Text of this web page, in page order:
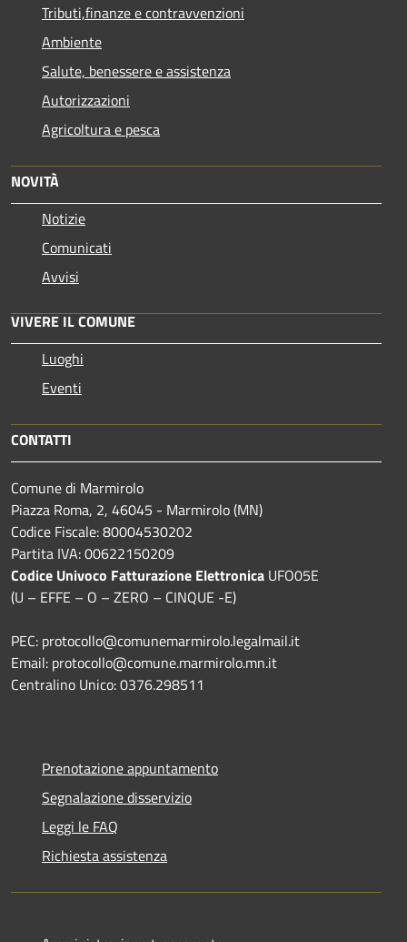
Tributi,finanze e contravvenzioni
Ambiente
Salute, benessere e assistenza
Autorizzazioni
Agricoltura e pesca
NOVITÀ
Notizie
Comunicati
Avvisi
VIVERE IL COMUNE
Luoghi
Eventi
CONTATTI
Comune di Marmirolo
Piazza Roma, 2, 46045 - Marmirolo (MN)
Codice Fiscale: 80004530202
Partita IVA: 00622150209
Codice Univoco Fatturazione Elettronica UFO05E
(U – EFFE – O – ZERO – CINQUE -E)
PEC: protocollo@comunemarmirolo.legalmail.it
Email: protocollo@comune.marmirolo.mn.it
Centralino Unico: 0376.298511
Prenotazione appuntamento
Segnalazione disservizio
Leggi le FAQ
Richiesta assistenza